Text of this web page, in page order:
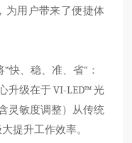
为用户带来了便捷体
快、稳、准、省"：
升级在于 VI-LED™ 光
灵敏度调整）从传统
提升工作效率。